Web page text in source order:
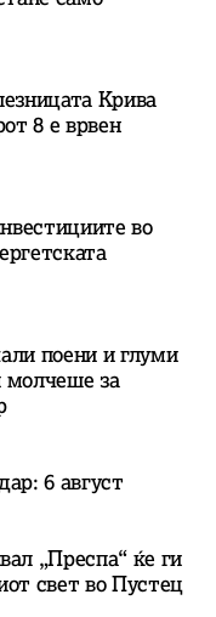
Крива
8 е врвен
во
поени и глуми
молчеше за
6 август
„Преспа“ ќе ги
свет во Пустец